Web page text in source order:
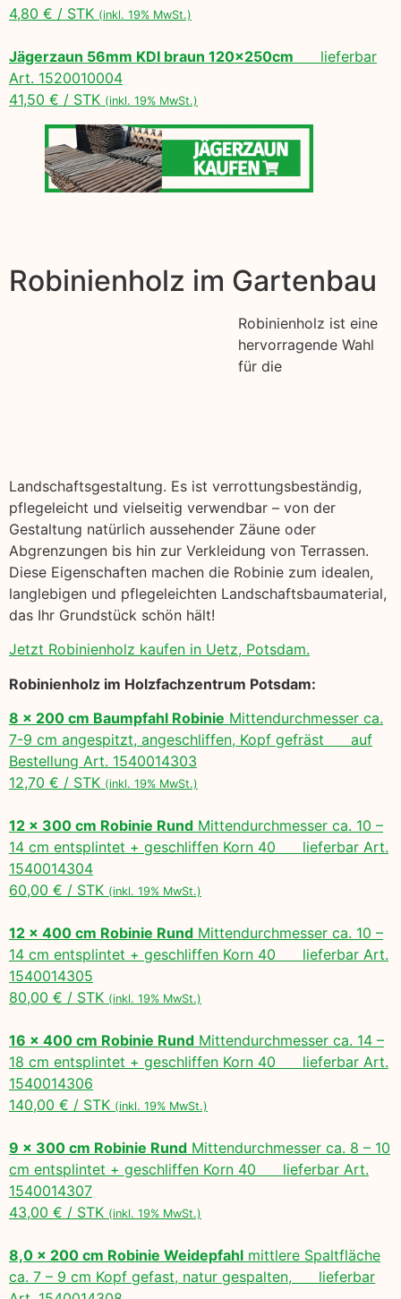
4,80 € / STK (inkl. 19% MwSt.)
Jägerzaun 56mm KDI braun 120x250cm lieferbar
Art. 1520010004
41,50 € / STK (inkl. 19% MwSt.)
Robinienholz im Gartenbau
Robinienholz ist eine
hervorragende Wahl
für die
Landschaftsgestaltung. Es ist verrottungsbeständig,
pflegeleicht und vielseitig verwendbar – von der
Gestaltung natürlich aussehender Zäune oder
Abgrenzungen bis hin zur Verkleidung von Terrassen.
Diese Eigenschaften machen die Robinie zum idealen,
langlebigen und pflegeleichten Landschaftsbaumaterial,
das Ihr Grundstück schön hält!
Jetzt Robinienholz kaufen in Uetz, Potsdam.
Robinienholz im Holzfachzentrum Potsdam:
8 x 200 cm Baumpfahl Robinie Mittendurchmesser ca.
7-9 cm angespitzt, angeschliffen, Kopf gefräst auf
Bestellung Art. 1540014303
12,70 € / STK (inkl. 19% MwSt.)
12 x 300 cm Robinie Rund Mittendurchmesser ca. 10 –
14 cm entsplintet + geschliffen Korn 40 lieferbar Art.
1540014304
60,00 € / STK (inkl. 19% MwSt.)
12 x 400 cm Robinie Rund Mittendurchmesser ca. 10 –
14 cm entsplintet + geschliffen Korn 40 lieferbar Art.
1540014305
80,00 € / STK (inkl. 19% MwSt.)
16 x 400 cm Robinie Rund Mittendurchmesser ca. 14 –
18 cm entsplintet + geschliffen Korn 40 lieferbar Art.
1540014306
140,00 € / STK (inkl. 19% MwSt.)
9 x 300 cm Robinie Rund Mittendurchmesser ca. 8 – 10
cm entsplintet + geschliffen Korn 40 lieferbar Art.
1540014307
43,00 € / STK (inkl. 19% MwSt.)
8,0 x 200 cm Robinie Weidepfahl mittlere Spaltfläche
ca. 7 – 9 cm Kopf gefast, natur gespalten, lieferbar